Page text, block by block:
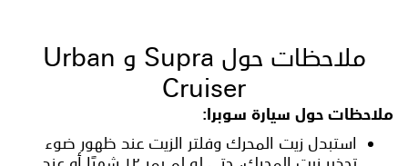
ملاحظات حول Supra و Urban
Cruiser
ملاحظات حول سيارة سوبرا:
استبدل زيت المحرك وفلتر الزيت عند ظهور ضوء